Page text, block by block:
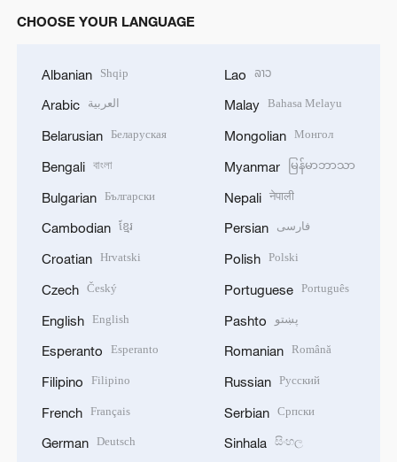
CHOOSE YOUR LANGUAGE
Albanian Shqip
Arabic العربية
Belarusian Беларуская
Bengali বাংলা
Bulgarian Български
Cambodian ខ្មែរ
Croatian Hrvatski
Czech Český
English English
Esperanto Esperanto
Filipino Filipino
French Français
German Deutsch
Lao ລາວ
Malay Bahasa Melayu
Mongolian Монгол
Myanmar မြန်မာဘာသာ
Nepali नेपाली
Persian فارسی
Polish Polski
Portuguese Português
Pashto پښتو
Romanian Română
Russian Русский
Serbian Српски
Sinhala සිංහල